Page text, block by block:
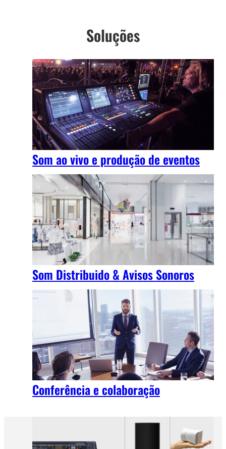
Soluções
Som ao vivo e produção de eventos
Som Distribuido & Avisos Sonoros
Conferência e colaboração